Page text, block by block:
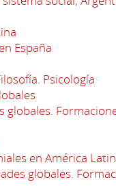
España
Psicología
globales.
en América
globales.